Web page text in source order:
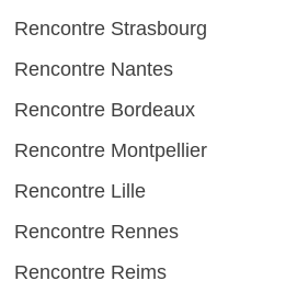
Rencontre Strasbourg
Rencontre Nantes
Rencontre Bordeaux
Rencontre Montpellier
Rencontre Lille
Rencontre Rennes
Rencontre Reims